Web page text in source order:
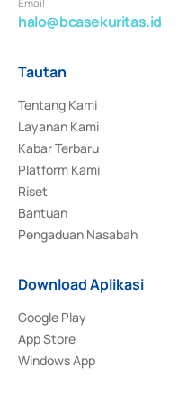
halo@bcasekuritas.id
Tautan
Tentang Kami
Layanan Kami
Kabar Terbaru
Platform Kami
Riset
Bantuan
Pengaduan Nasabah
Download Aplikasi
Google Play
App Store
Windows App